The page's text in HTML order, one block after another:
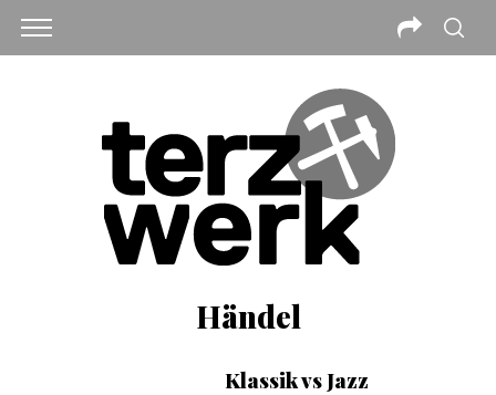
Händel
Klassik vs Jazz